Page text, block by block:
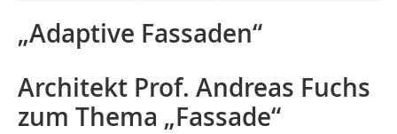
„Adaptive Fassaden“
Architekt Prof. Andreas Fuchs
zum Thema „Fassade“